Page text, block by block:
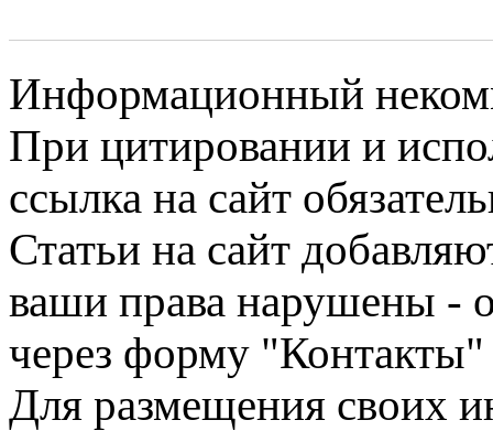
Информационный
При цитировании и
ссылка на сайт
Статьи на сайт
ваши права нарушены -
через форму "Контакты"
Для размещения своих